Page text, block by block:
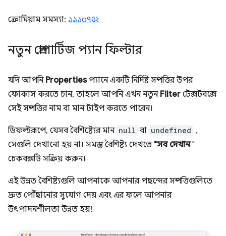
ক্রোমিয়াম সমস্যা: ১১১০৭৫২
নতুন প্রোপার্টিজ প্যান ফিল্টার
যদি আপনি Propertiesপ্যানে একটি নির্দিষ্ট সম্পত্তির উপর
ফোকাস করতে চান, তাহলে আপনি এখন নতুন Filter টেক্সটবক্সে
সেই সম্পত্তির নাম বা মান টাইপ করতে পারেন।
ডিফল্টরূপে, যেসব বৈশিষ্ট্যের মান null বা undefined ,
সেগুলি দেখানো হয় না। সমস্ত বৈশিষ্ট্য দেখতে "সব দেখান"
চেকবক্সটি সক্রিয় করুন।
এই উন্নত বৈশিষ্ট্যগুলি আপনাকে আপনার পছন্দের সম্পত্তিগুলিতে
দ্রুত পৌঁছানোর সুযোগ দেয় এবং এর ফলে আপনার
উৎপাদনশীলতা উন্নত হয়!